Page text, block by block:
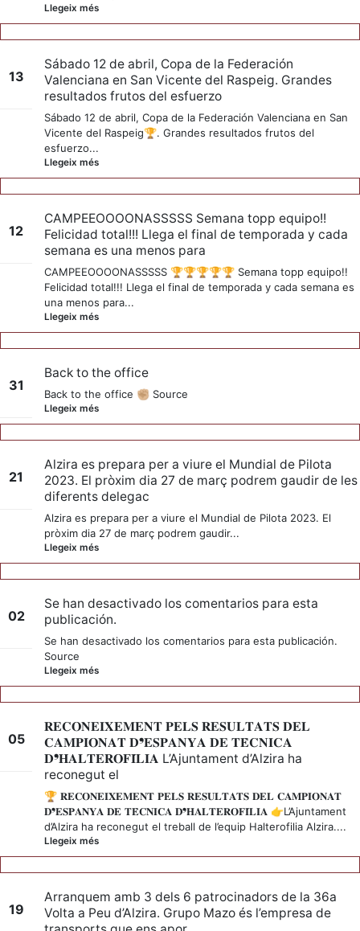
Llegeix més
13
Sábado 12 de abril, Copa de la Federación
Valenciana en San Vicente del Raspeig. Grandes
resultados frutos del esfuerzo
Sábado 12 de abril, Copa de la Federación Valenciana en San
Vicente del Raspeig🏆. Grandes resultados frutos del
esfuerzo...
Llegeix més
12
CAMPEEOOOONASSSSS Semana topp equipo!!
Felicidad total!!! Llega el final de temporada y cada
semana es una menos para
CAMPEEOOOONASSSSS 🏆🏆🏆🏆🏆 Semana topp equipo!!
Felicidad total!!! Llega el final de temporada y cada semana es
una menos para...
Llegeix més
31
Back to the office
Back to the office ✊🏼 Source
Llegeix més
21
Alzira es prepara per a viure el Mundial de Pilota
2023. El pròxim dia 27 de març podrem gaudir de les
diferents delegac
Alzira es prepara per a viure el Mundial de Pilota 2023. El
pròxim dia 27 de març podrem gaudir...
Llegeix més
02
Se han desactivado los comentarios para esta
publicación.
Se han desactivado los comentarios para esta publicación.
Source
Llegeix més
05
𝐑𝐄𝐂𝐎𝐍𝐄𝐈𝐗𝐄𝐌𝐄𝐍𝐓 𝐏𝐄𝐋𝐒 𝐑𝐄𝐒𝐔𝐋𝐓𝐀𝐓𝐒 𝐃𝐄𝐋
𝐂𝐀𝐌𝐏𝐈𝐎𝐍𝐀𝐓 𝐃❜𝐄𝐒𝐏𝐀𝐍𝐘𝐀 𝐃𝐄 𝐓𝐄̀𝐂𝐍𝐈𝐂𝐀
𝐃❜𝐇𝐀𝐋𝐓𝐄𝐑𝐎𝐅𝐈́𝐋𝐈𝐀 L’Ajuntament d’Alzira ha
reconegut el
🏆 𝐑𝐄𝐂𝐎𝐍𝐄𝐈𝐗𝐄𝐌𝐄𝐍𝐓 𝐏𝐄𝐋𝐒 𝐑𝐄𝐒𝐔𝐋𝐓𝐀𝐓𝐒 𝐃𝐄𝐋 𝐂𝐀𝐌𝐏𝐈𝐎𝐍𝐀𝐓
𝐃❜𝐄𝐒𝐏𝐀𝐍𝐘𝐀 𝐃𝐄 𝐓𝐄̀𝐂𝐍𝐈𝐂𝐀 𝐃❜𝐇𝐀𝐋𝐓𝐄𝐑𝐎𝐅𝐈́𝐋𝐈𝐀 👉L’Ajuntament
d’Alzira ha reconegut el treball de l’equip Halterofilia Alzira....
Llegeix més
19
Arranquem amb 3 dels 6 patrocinadors de la 36a
Volta a Peu d’Alzira. Grupo Mazo és l’empresa de